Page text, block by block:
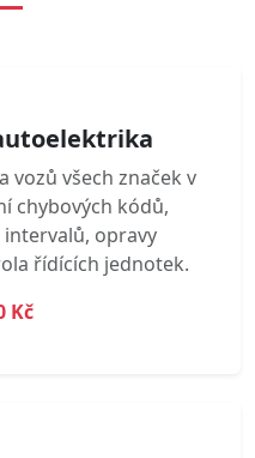
vozů všech značek v
chybových kódů,
opravy
řídících jednotek.
Kč